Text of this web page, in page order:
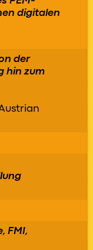
digitalen
der
hin zum
FMI,